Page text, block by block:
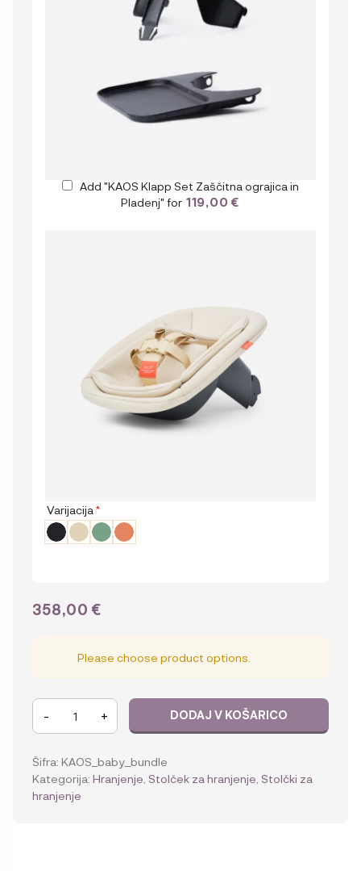
Add "KAOS Klapp Set Zaščitna ograjica in
Pladenj" for 119,00 €
Varijacija *
358,00 €
Please choose product options.
KAOS
Klapp
otroški
stolček
+
- + DODAJ V KOŠARICO
Šifra: KAOS_baby_bundle
Kategorija: Hranjenje Stolček za hranjenje Stolčki za
hranjenje